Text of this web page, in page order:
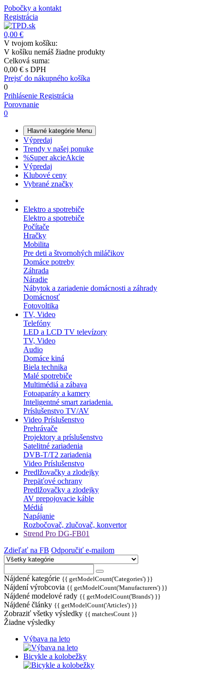
Pobočky a kontakt
Registrácia
0,00 €
V tvojom košíku:
V košíku nemáš žiadne produkty
Celková suma:
0,00 € s DPH
Prejsť do nákupného košíka
0
Prihlásenie Registrácia
Porovnanie
0
Hlavné kategórie Menu
Výpredaj
Trendy v našej ponuke
%Super akcieAkcie
Výpredaj
Klubové ceny
Vybrané značky
Elektro a spotrebiče
Elektro a spotrebiče
Počítače
Hračky
Mobilita
Pre deti a štvornohých miláčikov
Domáce potreby
Záhrada
Náradie
Nábytok a zariadenie domácnosti a záhrady
Domácnosť
Fotovoltika
TV, Video
Telefóny
LED a LCD TV televízory
TV, Video
Audio
Domáce kiná
Biela technika
Malé spotrebiče
Multimédiá a zábava
Fotoaparáty a kamery
Inteligentné smart zariadenia.
Príslušenstvo TV/AV
Video Príslušenstvo
Prehrávače
Projektory a príslušenstvo
Satelitné zariadenia
DVB-T/T2 zariadenia
Video Príslušenstvo
Predlžovačky a zlodejky
Prepäťové ochrany
Predlžovačky a zlodejky
AV prepojovacie káble
Médiá
Napájanie
Rozbočovač, zlučovač, konvertor
Strend Pro DG-FB01
Zdieľať na FB Odporučiť e-mailom
Nájdené kategórie {{ getModelCount('Categories') }}
Nájdení výrobcovia {{ getModelCount('Manufacturers') }}
Nájdené modelové rady {{ getModelCount('Brands') }}
Nájdené články {{ getModelCount('Articles') }}
Zobraziť všetky výsledky {{ matchesCount }}
Žiadne výsledky
Výbava na leto
Bicykle a kolobežky